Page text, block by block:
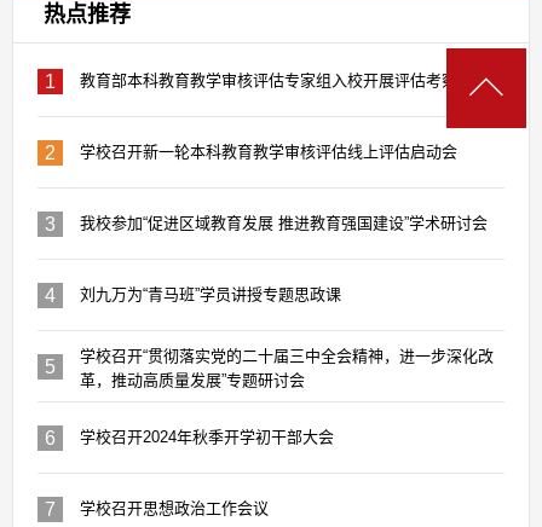
热点推荐
1 教育部本科教育教学审核评估专家组入校开展评估考察工作
2 学校召开新一轮本科教育教学审核评估线上评估启动会
3 我校参加“促进区域教育发展 推进教育强国建设”学术研讨会
4 刘九万为“青马班”学员讲授专题思政课
5
学校召开“贯彻落实党的二十届三中全会精神，进一步深化改
革，推动高质量发展”专题研讨会
6 学校召开2024年秋季开学初干部大会
7 学校召开思想政治工作会议